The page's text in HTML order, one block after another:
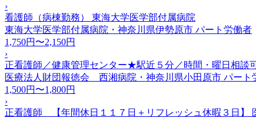
›
看護師（病棟勤務） 東海大学医学部付属病院
東海大学医学部付属病院・神奈川県伊勢原市 パート労働者
1,750円〜2,150円
›
正看護師／健康管理センター★駅近５分／時間・曜日相
医療法人財団報徳会 西湘病院・神奈川県小田原市 パート
1,500円〜1,800円
›
正看護師 【年間休日１１７日＋リフレッシュ休暇３日】